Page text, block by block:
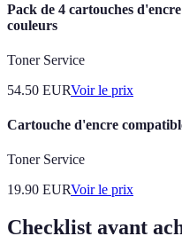
Pack de 4 cartouches
couleurs
Toner Service
54.50 EURVoir le prix
Cartouche d'encre
Toner Service
19.90 EURVoir le prix
Checklist avant